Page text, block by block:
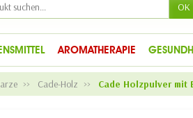
OK
AROMATHERAPIE
Cade-Holz Cade Holzpulver mit